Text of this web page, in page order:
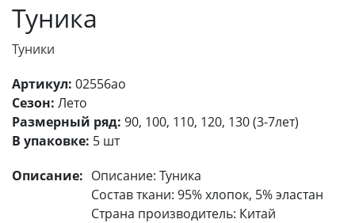
Туника
Туники
Артикул: 02556ао
Сезон: Лето
Размерный ряд: 90, 100, 110, 120, 130 (3-7лет)
В упаковке: 5 шт
Описание: Описание: Туника
Состав ткани: 95% хлопок, 5% эластан
Страна производитель: Китай